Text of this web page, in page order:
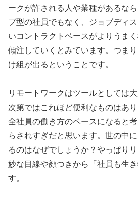
ークが許される人や業種があるな
プ型の社員でもなく、ジョブディ
いコントラクトベースがよりうま
傾注していくとみています。つま
け組が出るということです。
リモートワークはツールとしては
次第ではこれほど便利なものはあ
全社員の働き方のベースになると
らされすぎだと思います。世の中
るのはなぜでしょうか？やっぱり
妙な目線や顔つきから「社員も生
す。